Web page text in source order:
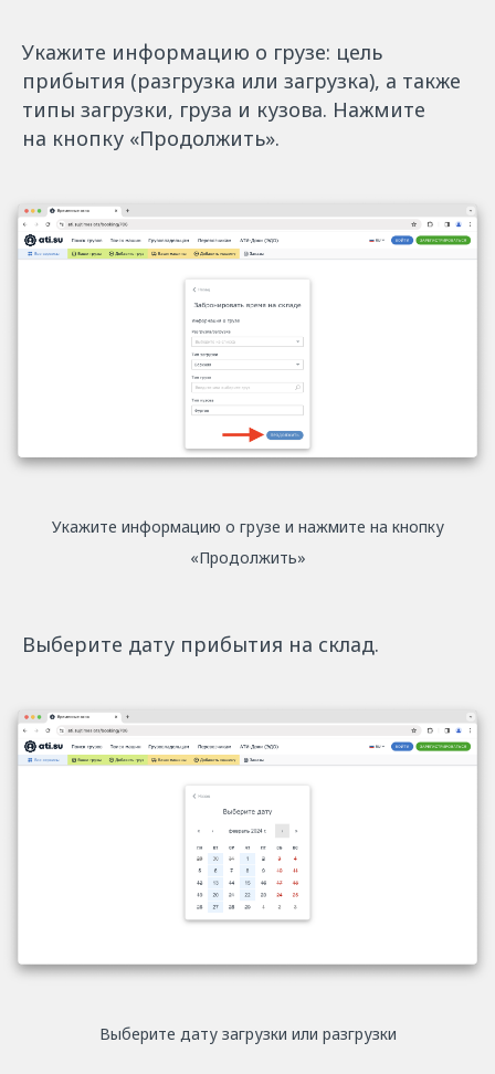
Укажите информацию о грузе: цель
прибытия (разгрузка или загрузка), а также
типы загрузки, груза и кузова. Нажмите
на кнопку «Продолжить».
Укажите информацию о грузе и нажмите на кнопку
«Продолжить»
Выберите дату прибытия на склад.
Выберите дату загрузки или разгрузки